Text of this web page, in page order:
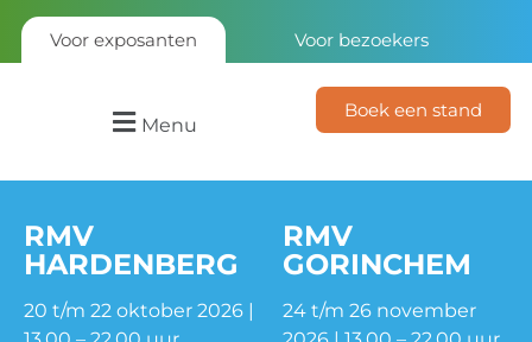
Voor exposanten Voor bezoekers
Menu
Boek een stand
RMV
HARDENBERG
20 t/m 22 oktober 2026 |
RMV
GORINCHEM
24 t/m 26 november